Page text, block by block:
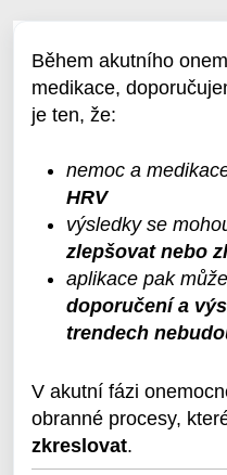
Během akutního
medikace,
je ten, že:
nemoc a
HRV
výsledky se
zlepšovat nebo
aplikace pak
doporučení a
trendech
V akutní fázi
obranné procesy,
zkreslovat.